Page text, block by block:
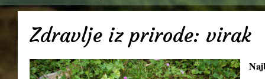
Zdravlje iz prirode: virak